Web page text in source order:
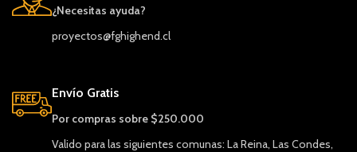
¿Necesitas ayuda?
proyectos@fghighend.cl
Envío Gratis
Por compras sobre $250.000
Valido para las siguientes comunas: La Reina, Las Condes,